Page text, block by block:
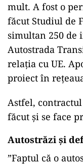
mult. A fost o
făcut Studiul de
simultan 250 de
Autostrada
relația cu UE.
proiect în
Astfel,
făcut și se face
Autostrăzi și
”Faptul că o